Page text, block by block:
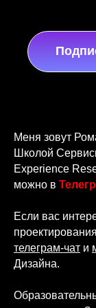
Меня зовут
Школой
Experience
можно в
Если вас
телеграм-чат и
Дизайна.